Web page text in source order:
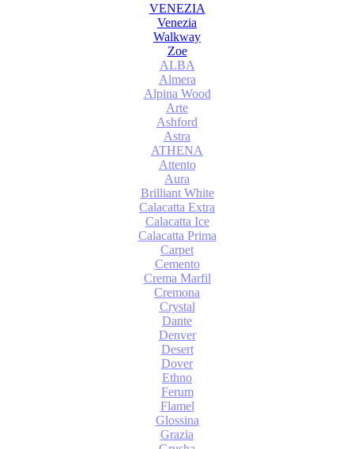
VENEZIA
Venezia
Walkway
Zoe
ALBA
Almera
Alpina Wood
Arte
Ashford
Astra
ATHENA
Attento
Aura
Brilliant White
Calacatta Extra
Calacatta Ice
Calacatta Prima
Carpet
Cemento
Crema Marfil
Cremona
Crystal
Dante
Denver
Desert
Dover
Ethno
Ferum
Flamel
Glossina
Grazia